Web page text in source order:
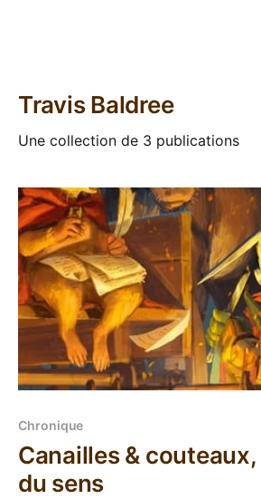
Travis Baldree
Une collection de 3 publications
Chronique
Canailles &
du sens